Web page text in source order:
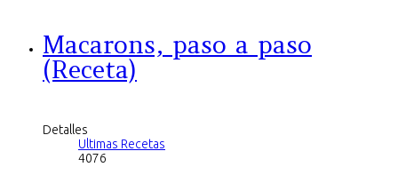
Macarons, paso a paso
(Receta)
Detalles
Ultimas Recetas
4076